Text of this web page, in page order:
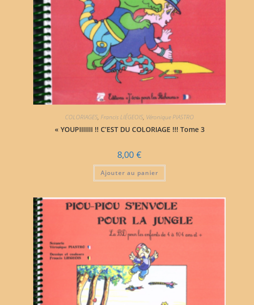
COLORIAGES,Francis LIÉGEOIS, Véronique PIASTRO
« YOUPIIIIIII !! C’EST DU COLORIAGE !!! Tome 3
8,00€
Ajouter au panier